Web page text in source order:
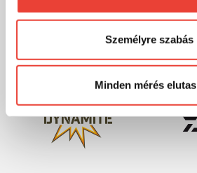
Természetesensoha semmilyen
megváltoztathatod a döntésed
Előre is köszönjük!
Személyre szabás
Minden mérés